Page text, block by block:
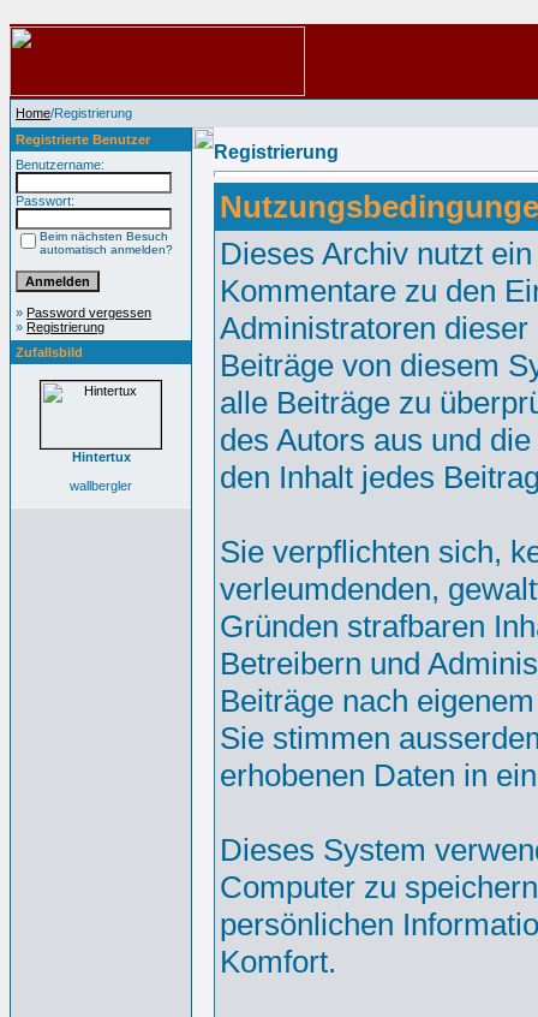
Home/Registrierung
Registrierte Benutzer
Benutzername:
Passwort:
Beim nächsten Besuch
automatisch anmelden?
» Password vergessen
» Registrierung
Zufallsbild
Hintertux
wallbergler
Registrierung
Dieses Archiv nutzt
Kommentare zu den
Administratoren
Beiträge von diesem
alle Beiträge zu
des Autors aus und
den Inhalt jedes
Sie verpflichten sich,
verleumdenden,
Gründen strafbaren
Betreibern und
Beiträge nach
Sie stimmen
erhobenen Daten in
Dieses System
Computer zu
persönlichen
Komfort.